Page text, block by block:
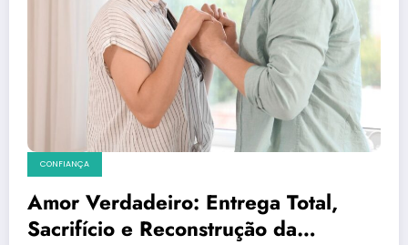
CONFIANÇA
Amor Verdadeiro: Entrega Total,
Sacrifício e Reconstrução da